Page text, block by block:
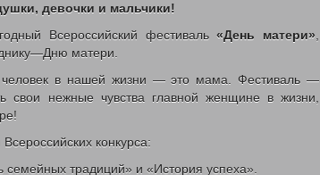
рождением (усыновлением) первого ребенка
в возрасте до 3-х лет
девочки и мальчики!
Всероссийский фестиваль«День матери»
матери.
в нашей жизни — это мама. Фестиваль —
свои нежные чувства главной женщине в жизни,
конкурса:
традиций» и «История успеха».